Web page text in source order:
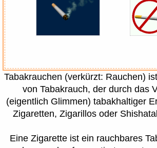
Tabakrauchen (verkürzt: Rauchen)
von Tabakrauch, der durch das
(eigentlich Glimmen) tabakhaltiger
Zigaretten, Zigarillos oder
Eine Zigarette ist ein rauchbares